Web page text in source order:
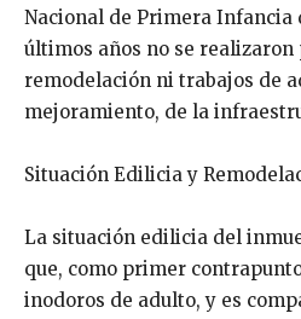
Nacional de Primera Infancia
últimos años no se realizaron
remodelación ni trabajos de
mejoramiento, de la
Situación Edilicia y
La situación edilicia del
que, como primer
inodoros de adulto, y es